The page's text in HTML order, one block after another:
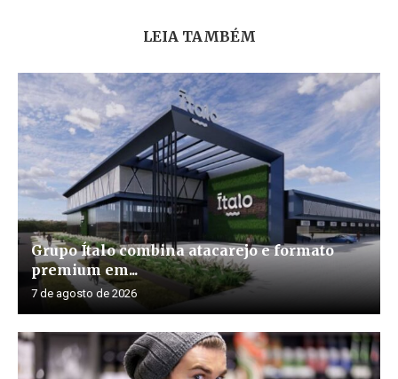
LEIA TAMBÉM
Grupo Ítalo combina atacarejo e formato
premium em...
7 de agosto de 2026